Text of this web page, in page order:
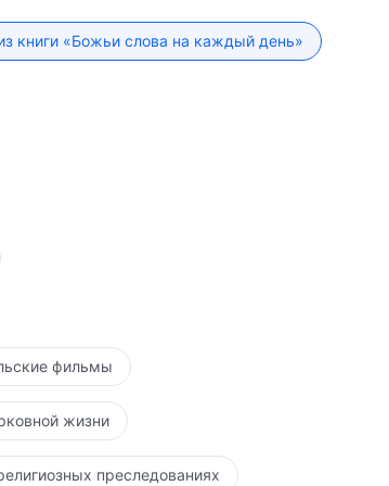
книги «Божьи слова на каждый день»
фильмы
жизни
преследованиях